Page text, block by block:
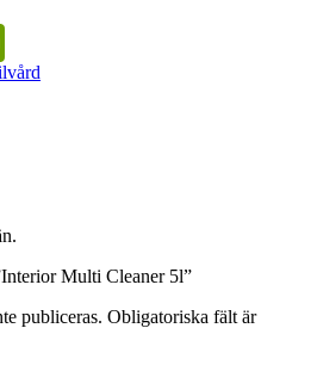
Multi Cleaner 5l”
publiceras. Obligatoriska fält är